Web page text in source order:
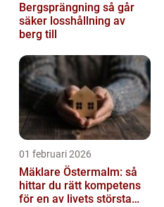
Bergsprängning så går
säker losshållning av
berg till
01 februari 2026
Mäklare Östermalm: så
hittar du rätt kompetens
för en av livets största